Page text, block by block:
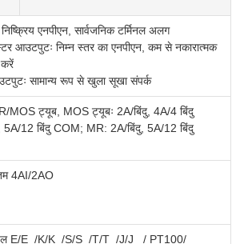
एनपीएन, सार्वजनिक टर्मिनल अलग
आउटपुटः निम्न स्तर का एनपीएन, कम से नकारात्मक
सामान्य रूप से खुला सूखा संपर्क
MOS ट्यूब, MOS ट्यूबः 2A/बिंदु, 4A/4 बिंदु
12 बिंदु COM; MR: 2A/बिंदु, 5A/12 बिंदु
4AI/2AO
E/E_/K/K_/S/S_/T/T_/J/J_ / PT100/